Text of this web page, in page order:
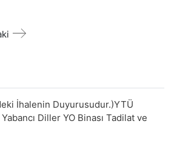
İhalenin Duyurusudur.)YTÜ
Diller YO Binası Tadilat ve